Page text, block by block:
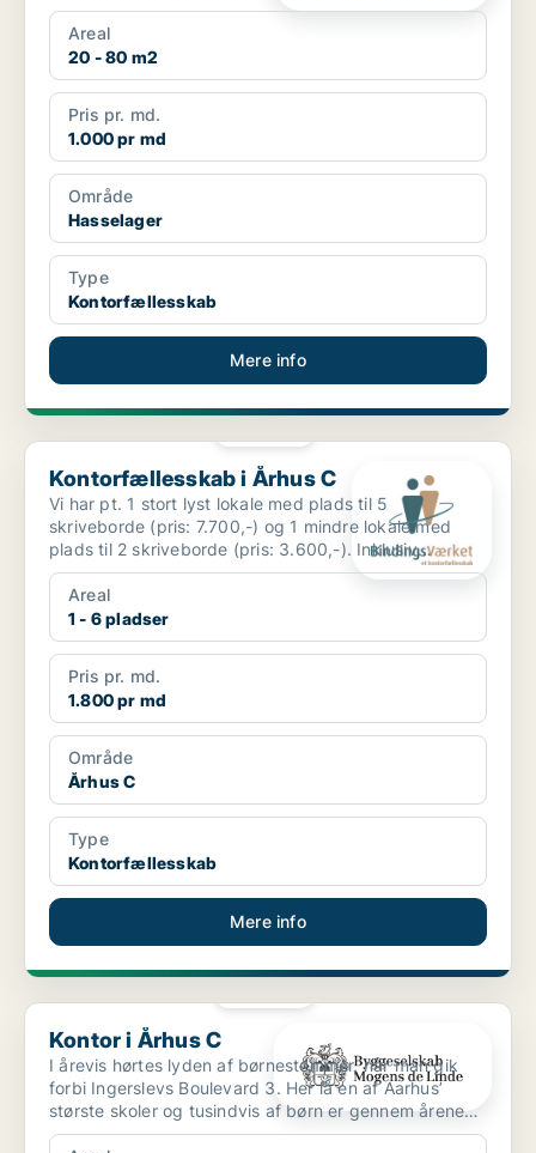
Areal
20 - 80 m2
Pris pr. md.
1.000 pr md
Område
Hasselager
Type
Kontorfællesskab
Mere info
Kontorfællesskab i Århus C
Kontorfællesskab i Århus C
Vi har pt. 1 stort lyst lokale med plads til 5
skriveborde (pris: 7.700,-) og 1 mindre lokale med
plads til 2 skriveborde (pris: 3.600,-). Inklusiv
charmeren...
Areal
1 - 6 pladser
Pris pr. md.
1.800 pr md
Område
Århus C
Type
Kontorfællesskab
Mere info
Kontor i Århus C
Kontor i Århus C
I årevis hørtes lyden af børnestemmer, når man gik
forbi Ingerslevs Boulevard 3. Her lå en af Aarhus’
største skoler og tusindvis af børn er gennem årene
gåe...